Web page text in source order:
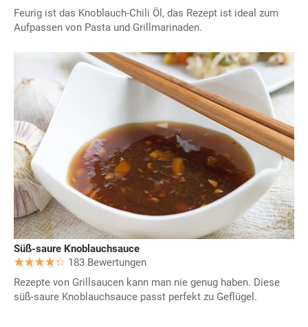
Feurig ist das Knoblauch-Chili Öl, das Rezept ist ideal zum
Aufpassen von Pasta und Grillmarinaden.
Süß-saure Knoblauchsauce
183 Bewertungen
Rezepte von Grillsaucen kann man nie genug haben. Diese
süß-saure Knoblauchsauce passt perfekt zu Geflügel.